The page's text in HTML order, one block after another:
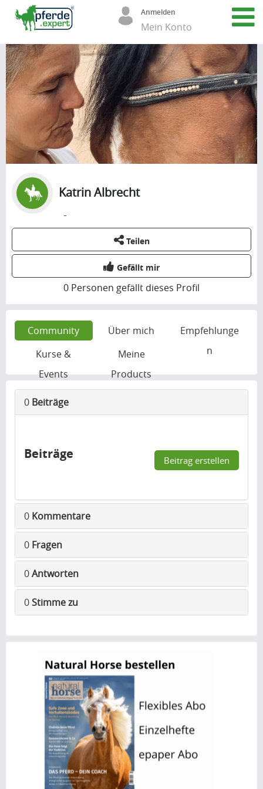
Anmelden
Mein Konto
Katrin Albrecht
-
Teilen
Gefällt mir
0 Personen gefällt dieses Profil
Community Über mich
Empfehlunge
n
Kurse &
Events
Meine
Products
0 Beiträge
Beiträge Beitrag erstellen
0 Kommentare
0 Fragen
0Antworten
0Stimme zu